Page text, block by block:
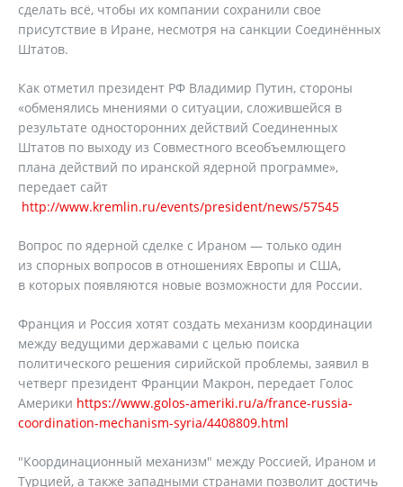
сделать всё, чтобы их компании сохранили свое
присутствие в Иране, несмотря на санкции Соединённых
Штатов.
Как отметил президент РФ Владимир Путин, стороны
«обменялись мнениями о ситуации, сложившейся в
результате односторонних действий Соединенных
Штатов по выходу из Совместного всеобъемлющего
плана действий по иранской ядерной программе»,
передает сайт
http://www.kremlin.ru/events/president/news/57545
Вопрос по ядерной сделке с Ираном — только один
из спорных вопросов в отношениях Европы и США,
в которых появляются новые возможности для России.
Франция и Россия хотят создать механизм координации
между ведущими державами с целью поиска
политического решения сирийской проблемы, заявил в
четверг президент Франции Макрон, передает Голос
Америки https://www.golos-ameriki.ru/a/france-russia-
coordination-mechanism-syria/4408809.html
"Координационный механизм" между Россией, Ираном и
Турцией, а также западными странами позволит достичь